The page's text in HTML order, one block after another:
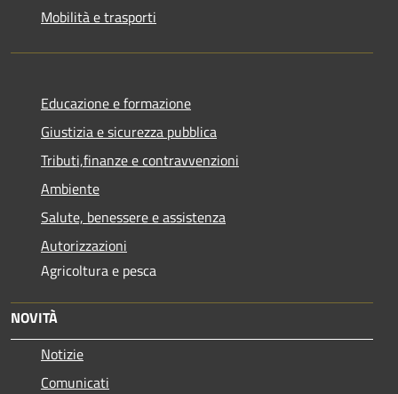
Mobilità e trasporti
Educazione e formazione
Giustizia e sicurezza pubblica
Tributi,finanze e contravvenzioni
Ambiente
Salute, benessere e assistenza
Autorizzazioni
Agricoltura e pesca
NOVITÀ
Notizie
Comunicati